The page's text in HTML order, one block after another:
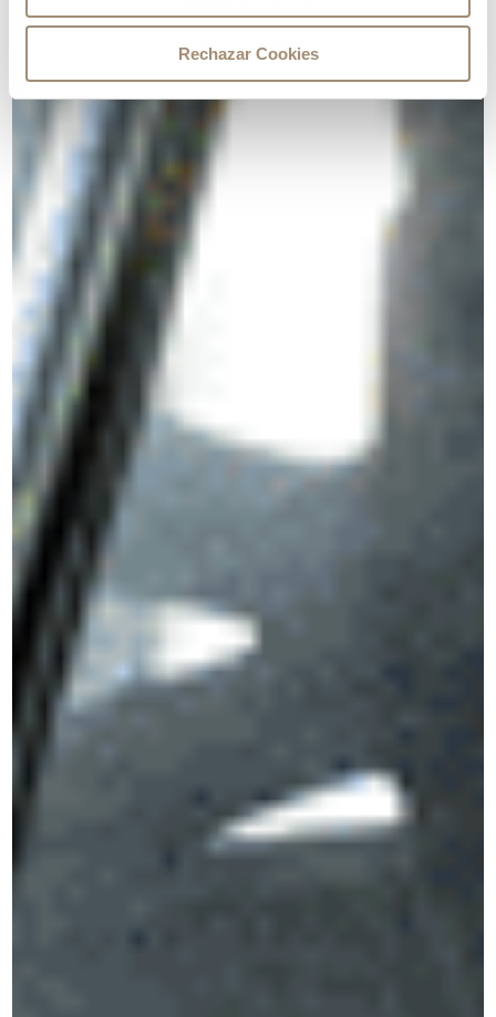
Rechazar Cookies